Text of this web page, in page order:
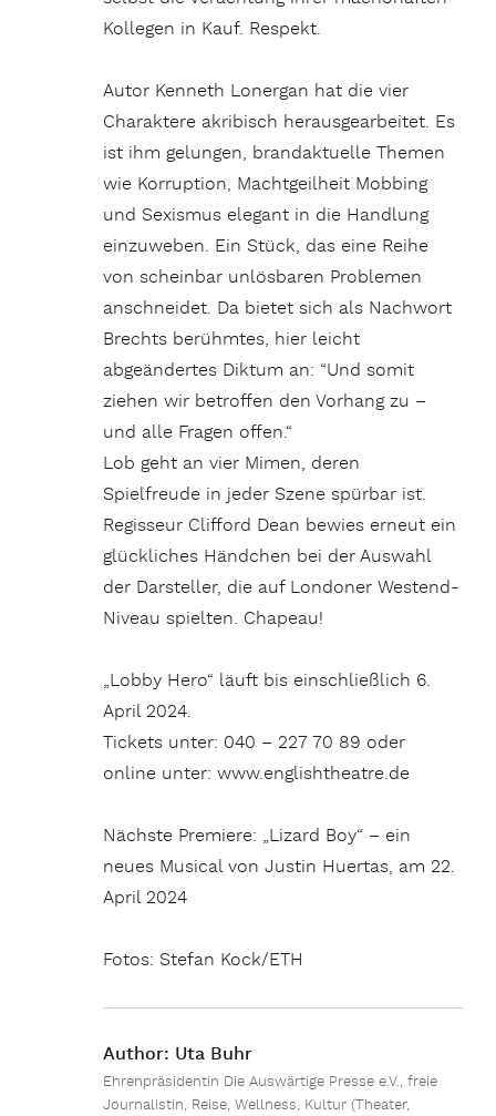
Kollegen in Kauf. Respekt.
Autor Kenneth Lonergan hat die vier
Charaktere akribisch herausgearbeitet. Es
ist ihm gelungen, brandaktuelle Themen
wie Korruption, Machtgeilheit Mobbing
und Sexismus elegant in die Handlung
einzuweben. Ein Stück, das eine Reihe
von scheinbar unlösbaren Problemen
anschneidet. Da bietet sich als Nachwort
Brechts berühmtes, hier leicht
abgeändertes Diktum an: “Und somit
ziehen wir betroffen den Vorhang zu –
und alle Fragen offen.“
Lob geht an vier Mimen, deren
Spielfreude in jeder Szene spürbar ist.
Regisseur Clifford Dean bewies erneut ein
glückliches Händchen bei der Auswahl
der Darsteller, die auf Londoner Westend-
Niveau spielten. Chapeau!
„Lobby Hero“ läuft bis einschließlich 6.
April 2024.
Tickets unter: 040 – 227 70 89 oder
online unter: www.englishtheatre.de
Nächste Premiere: „Lizard Boy“ – ein
neues Musical von Justin Huertas, am 22.
April 2024
Fotos: Stefan Kock/ETH
Author: Uta Buhr
Ehrenpräsidentin Die Auswärtige Presse e.V., freie
Journalistin, Reise, Wellness, Kultur (Theater,